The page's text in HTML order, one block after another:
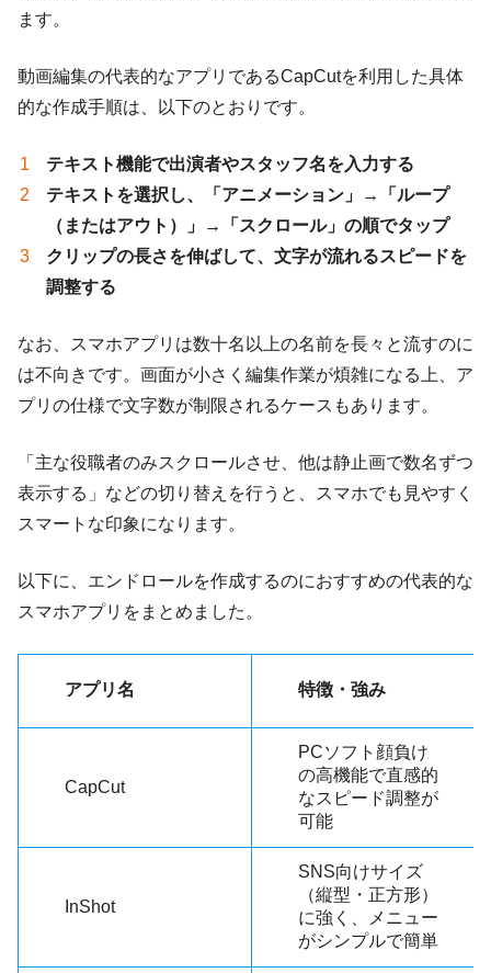
ます。
動画編集の代表的なアプリであるCapCutを利用した具体
的な作成手順は、以下のとおりです。
テキスト機能で出演者やスタッフ名を入力する
テキストを選択し、「アニメーション」→「ループ
（またはアウト）」→「スクロール」の順でタップ
クリップの長さを伸ばして、文字が流れるスピードを
調整する
なお、スマホアプリは数十名以上の名前を長々と流すのに
は不向きです。画面が小さく編集作業が煩雑になる上、ア
プリの仕様で文字数が制限されるケースもあります。
「主な役職者のみスクロールさせ、他は静止画で数名ずつ
表示する」などの切り替えを行うと、スマホでも見やすく
スマートな印象になります。
以下に、エンドロールを作成するのにおすすめの代表的な
スマホアプリをまとめました。
アプリ名 特徴・強み
CapCut
PCソフト顔負け
の高機能で直感的
なスピード調整が
可能
InShot
SNS向けサイズ
（縦型・正方形）
に強く、メニュー
がシンプルで簡単